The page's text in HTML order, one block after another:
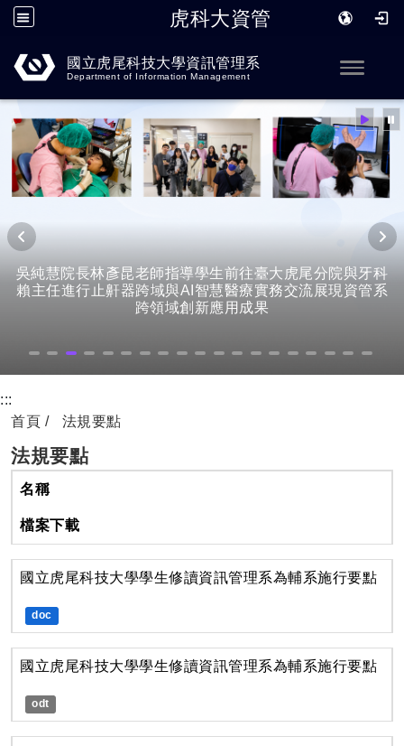
虎科大資管
跳到主要內容
國立虎尾科技大學資訊管理系
Department of Information Management
吳純慧院長林彥昆老師指導學生前往臺大虎尾分院與牙科
賴主任進行止鼾器跨域與AI智慧醫療實務交流展現資管系
跨領域創新應用成果
:::
首頁 法規要點
法規要點
名稱
檔案下載
國立虎尾科技大學學生修讀資訊管理系為輔系施行要點
doc
國立虎尾科技大學學生修讀資訊管理系為輔系施行要點
odt